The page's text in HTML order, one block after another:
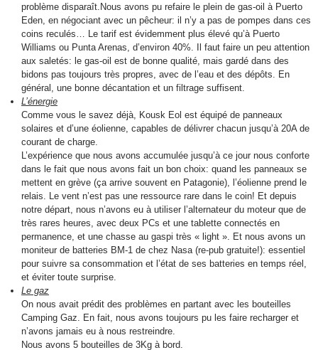
problème disparaît.Nous avons pu refaire le plein de gas-oil à Puerto
Eden, en négociant avec un pêcheur: il n’y a pas de pompes dans ces
coins reculés… Le tarif est évidemment plus élevé qu’à Puerto
Williams ou Punta Arenas, d’environ 40%. Il faut faire un peu attention
aux saletés: le gas-oil est de bonne qualité, mais gardé dans des
bidons pas toujours très propres, avec de l’eau et des dépôts. En
général, une bonne décantation et un filtrage suffisent.
L’énergie
Comme vous le savez déjà, Kousk Eol est équipé de panneaux
solaires et d’une éolienne, capables de délivrer chacun jusqu’à 20A de
courant de charge.
L’expérience que nous avons accumulée jusqu’à ce jour nous conforte
dans le fait que nous avons fait un bon choix: quand les panneaux se
mettent en grève (ça arrive souvent en Patagonie), l’éolienne prend le
relais. Le vent n’est pas une ressource rare dans le coin! Et depuis
notre départ, nous n’avons eu à utiliser l’alternateur du moteur que de
très rares heures, avec deux PCs et une tablette connectés en
permanence, et une chasse au gaspi très « light ». Et nous avons un
moniteur de batteries BM-1 de chez Nasa (re-pub gratuite!): essentiel
pour suivre sa consommation et l’état de ses batteries en temps réel,
et éviter toute surprise.
Le gaz
On nous avait prédit des problèmes en partant avec les bouteilles
Camping Gaz. En fait, nous avons toujours pu les faire recharger et
n’avons jamais eu à nous restreindre.
Nous avons 5 bouteilles de 3Kg à bord.